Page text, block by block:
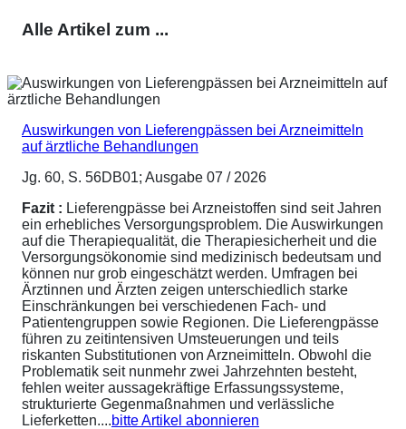
Alle Artikel zum ...
Auswirkungen von Lieferengpässen bei Arzneimitteln
auf ärztliche Behandlungen
Jg. 60, S. 56DB01; Ausgabe 07 / 2026
Fazit : Lieferengpässe bei Arzneistoffen sind seit Jahren
ein erhebliches Versorgungsproblem. Die Auswirkungen
auf die Therapiequalität, die Therapiesicherheit und die
Versorgungsökonomie sind medizinisch bedeutsam und
können nur grob eingeschätzt werden. Umfragen bei
Ärztinnen und Ärzten zeigen unterschiedlich starke
Einschränkungen bei verschiedenen Fach- und
Patientengruppen sowie Regionen. Die Lieferengpässe
führen zu zeitintensiven Umsteuerungen und teils
riskanten Substitutionen von Arzneimitteln. Obwohl die
Problematik seit nunmehr zwei Jahrzehnten besteht,
fehlen weiter aussagekräftige Erfassungssysteme,
strukturierte Gegenmaßnahmen und verlässliche
Lieferketten....bitte Artikel abonnieren